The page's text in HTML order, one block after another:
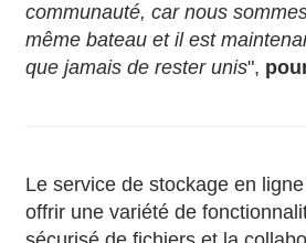
communauté, car nous
même bateau et il est
que jamais de rester unis",
Le service de stockage en
offrir une variété de